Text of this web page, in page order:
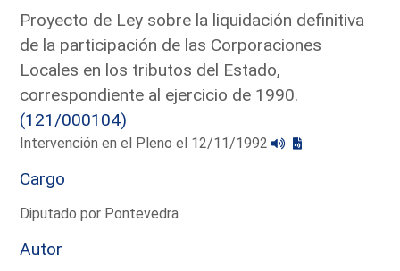
Proyecto de Ley sobre la liquidación definitiva
de la participación de las Corporaciones
Locales en los tributos del Estado,
correspondiente al ejercicio de 1990.
(121/000104)
Intervención en el Pleno el 12/11/1992
Cargo
Diputado por Pontevedra
Autor